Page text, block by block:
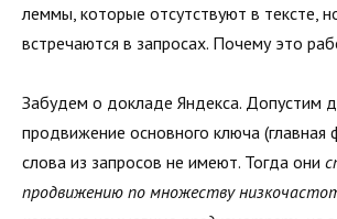
леммы, которые отсутствуют в тексте,
встречаются в запросах. Почему это
Забудем о докладе Яндекса. Допустим
продвижение основного ключа (главная
слова из запросов не имеют. Тогда они
продвижению по множеству